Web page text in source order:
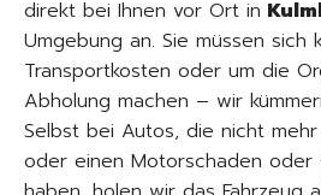
direkt bei Ihnen vor Ort in
Umgebung an. Sie müssen sich
Transportkosten oder um die
Abholung machen – wir
Selbst bei Autos, die nicht
oder einen Motorschaden oder